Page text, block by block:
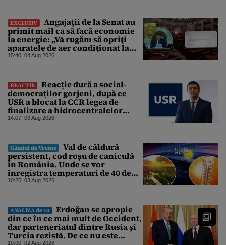
EXCLUSIV
Angajaţii de la Senat au
primit mail ca să facă economie
la energie: „Vă rugăm să opriţi
aparatele de aer condiţionat la
sfârşitul programului”
15:40, 04 Aug 2026
REACȚIE
Reacție dură a social-
democraților gorjeni, după ce
USR a blocat la CCR legea de
finalizare a hidrocentralelor
abandonate. „Nu ne-ar surprinde
abătut o cupolă de foc”
14:07, 03 Aug 2026
Gândul de Vreme
Val de căldură
persistent, cod roșu de caniculă
în România. Unde se vor
înregistra temperaturi de 40 de
grade, potrivit ANM
10:25, 03 Aug 2026
ANALIZA de 10
Erdoğan se apropie
din ce în ce mai mult de Occident,
dar parteneriatul dintre Rusia și
Turcia rezistă. De ce nu este
10:00, 02 Aug 2026